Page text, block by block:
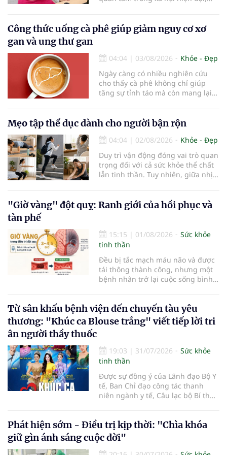
triệu người trên thế giới đang
sống chung với bệnh, trong đó
70% trường hợp.
Công thức uống cà phê giúp giảm nguy cơ xơ
gan và ung thư gan
04:04 | 03/08/2026
Khỏe - Đẹp
Ngày càng có nhiều nghiên cứu
cho thấy cà phê không chỉ giúp
tăng sự tỉnh táo mà còn mang lại
đóng vai trò lọc độc tố, chuyển hóa
thuốc và dự trữ nhiều vitamin,
khoáng chất thiết yếu nhưng cũng
rất dễ bị tổn thương…
Mẹo tập thể dục dành cho người bận rộn
04:04 | 02/08/2026
Khỏe - Đẹp
Duy trì vận động đóng vai trò quan
trọng đối với cả sức khỏe thể chất
lẫn tinh thần. Tuy nhiên, giữa nhịp
cho các hoạt động tập luyện
thường trở thành một thách thức
"Giờ vàng" đột quỵ: Ranh giới của hồi phục và
tàn phế
15:15 | 01/08/2026
Sức khỏe
tinh thần
Đều bị tắc mạch máu não và được
tái thông thành công, nhưng một
bệnh nhân trở lại cuộc sống bình
trường hợp tại Bệnh viện Đại học Y
Hà Nội cho thấy "giờ vàng" không
chỉ quyết định việc "cứu não" mà
của người bệnh.
Từ sân khấu bệnh viện đến chuyến tàu yêu
thương: "Khúc ca Blouse trắng" viết tiếp lời tri
ân người thầy thuốc
19:03 | 31/07/2026
Sức khỏe
tinh thần
Được sự đồng ý của Lãnh đạo Bộ Y
tế, Ban Chỉ đạo công tác thanh
niên ngành y tế, Câu lạc bộ Bí thư
ngành y tế chính thức khởi động
hành trình nghệ thuật thiện
nguyện vì cộng đồng mang tên
Phát hiện sớm - Điều trị kịp thời: "Chìa khóa
giữ gìn ánh sáng cuộc đời"